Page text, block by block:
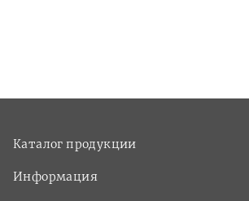
Каталог продукции
Информация